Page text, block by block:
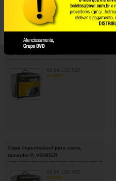
Capa impermeável para carro,
tamanho G, VONDER
63.64.120.530
VONDER
Capa impermeável para carro,
tamanho P, VONDER
63.64.120.405
VONDER